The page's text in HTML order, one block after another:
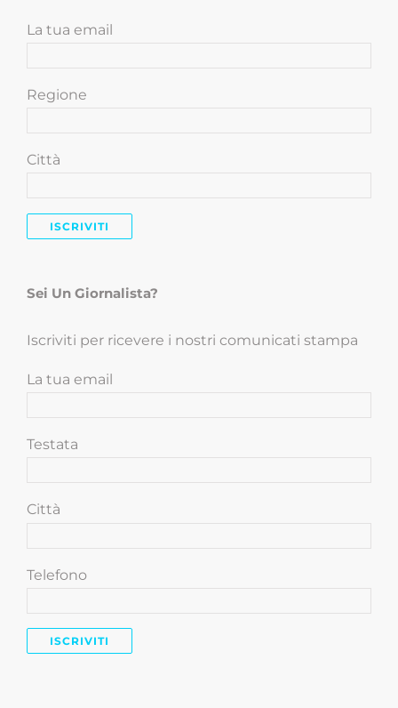
La tua email
Regione
Città
Sei Un Giornalista?
Iscriviti per ricevere i nostri comunicati stampa
La tua email
Testata
Città
Telefono